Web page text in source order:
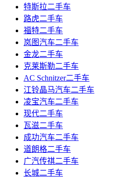
特斯拉二手车
路虎二手车
福特二手车
岚图汽车二手车
金龙二手车
克莱斯勒二手车
AC Schnitzer二手车
江铃晶马汽车二手车
凌宝汽车二手车
现代二手车
瓦滋二手车
成功汽车二手车
道朗格二手车
广汽传祺二手车
长城二手车